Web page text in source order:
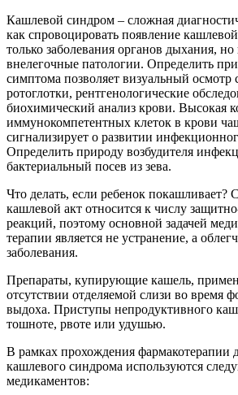
Кашлевой синдром – сложная
как спровоцировать появление
только заболевания органов дыхания,
внелегочные патологии. Определить
симптома позволяет визуальный осмотр
ротоглотки, рентгенологические
биохимический анализ крови. Высокая
иммунокомпетентных клеток в крови
сигнализирует о развитии
Определить природу возбудителя
бактериальный посев из зева.
Что делать, если ребенок покашливает?
кашлевой акт относится к числу
реакций, поэтому основной задачей
терапии является не устранение, а
заболевания.
Препараты, купирующие кашель,
отсутствии отделяемой слизи во время
выдоха. Приступы непродуктивного
тошноте, рвоте или удушью.
В рамках прохождения фармакотерапии
кашлевого синдрома используются
медикаментов: